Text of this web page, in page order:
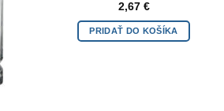
2,67 €
PRIDAŤ DO KOŠÍKA